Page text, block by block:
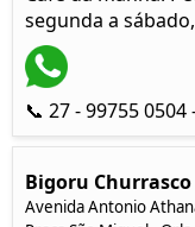
segunda a
📞 27 - 99755 0504
Bigoru Churrasco
Avenida Antonio